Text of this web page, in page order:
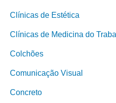
Clínicas de Estética
Clínicas de Medicina do
Colchões
Comunicação Visual
Concreto